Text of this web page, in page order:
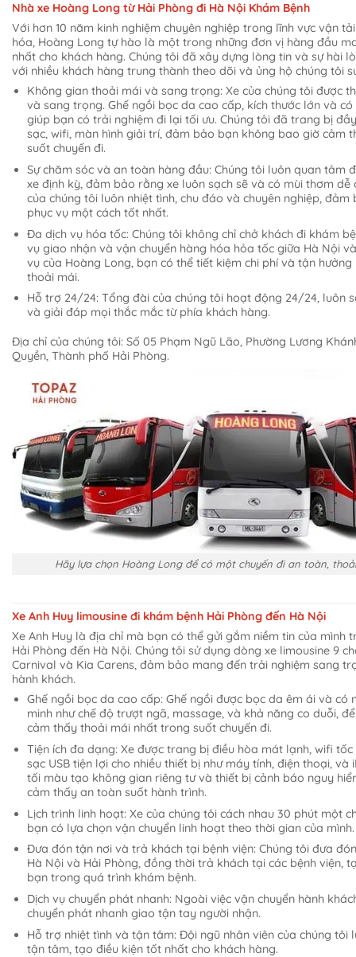
Nhà xe Hoàng Long từ Hải Phòng đi Hà Nội Khám Bệnh
Với hơn 10 năm kinh nghiệm chuyên nghiệp trong lĩnh vực vận
hóa, Hoàng Long tự hào là một trong những đơn vị hàng đầu
nhất cho khách hàng. Chúng tôi đã xây dựng lòng tin và sự hài
với nhiều khách hàng trung thành theo dõi và ủng hộ chúng tôi
Không gian thoải mái và sang trọng: Xe của chúng tôi được
và sang trọng. Ghế ngồi bọc da cao cấp, kích thước lớn và có
giúp bạn có trải nghiệm đi lại tối ưu. Chúng tôi đã trang bị
sạc, wifi, màn hình giải trí, đảm bảo bạn không bao giờ cảm
suốt chuyến đi.
Sự chăm sóc và an toàn hàng đầu: Chúng tôi luôn quan tâm
xe định kỳ, đảm bảo rằng xe luôn sạch sẽ và có mùi thơm dễ
của chúng tôi luôn nhiệt tình, chu đáo và chuyên nghiệp,
phục vụ một cách tốt nhất.
Đa dịch vụ hóa tốc: Chúng tôi không chỉ chở khách đi khám
vụ giao nhận và vận chuyển hàng hóa hỏa tốc giữa Hà Nội
vụ của Hoàng Long, bạn có thể tiết kiệm chi phí và tận
thoải mái.
Hỗ trợ 24/24: Tổng đài của chúng tôi hoạt động 24/24, luôn
và giải đáp mọi thắc mắc từ phía khách hàng.
Địa chỉ của chúng tôi: Số 05 Phạm Ngũ Lão, Phường Lương
Quyền, Thành phố Hải Phòng.
Hãy lựa chọn Hoàng Long để có một chuyến đi an toàn,
Xe Anh Huy limousine đi khám bệnh Hải Phòng đến Hà Nội
Xe Anh Huy là địa chỉ mà bạn có thể gửi gắm niềm tin của mình
Hải Phòng đến Hà Nội. Chúng tôi sử dụng dòng xe limousine 9
Carnival và Kia Carens, đảm bảo mang đến trải nghiệm sang
hành khách.
Ghế ngồi bọc da cao cấp: Ghế ngồi được bọc da êm ái và có
minh như chế độ trượt ngã, massage, và khả năng co duỗi,
cảm thấy thoải mái nhất trong suốt chuyến đi.
Tiện ích đa dạng: Xe được trang bị điều hòa mát lạnh, wifi
sạc USB tiện lợi cho nhiều thiết bị như máy tính, điện thoại, và
tối màu tạo không gian riêng tư và thiết bị cảnh báo nguy
cảm thấy an toàn suốt hành trình.
Lịch trình linh hoạt: Xe của chúng tôi cách nhau 30 phút một
bạn có lựa chọn vận chuyển linh hoạt theo thời gian của mình.
Đưa đón tận nơi và trả khách tại bệnh viện: Chúng tôi đưa
Hà Nội và Hải Phòng, đồng thời trả khách tại các bệnh viện,
bạn trong quá trình khám bệnh.
Dịch vụ chuyển phát nhanh: Ngoài việc vận chuyển hành
chuyển phát nhanh giao tận tay người nhận.
Hỗ trợ nhiệt tình và tận tâm: Đội ngũ nhân viên của chúng tôi
tận tâm, tạo điều kiện tốt nhất cho khách hàng.